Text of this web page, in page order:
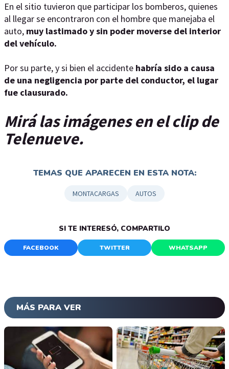
En el sitio tuvieron que participar los bomberos, quienes
al llegar se encontraron con el hombre que manejaba el
auto, muy lastimado y sin poder moverse del interior
del vehículo.
Por su parte, y si bien el accidente habría sido a causa
de una negligencia por parte del conductor, el lugar
fue clausurado.
Mirá las imágenes en el clip de
Telenueve.
TEMAS QUE APARECEN EN ESTA NOTA:
MONTACARGAS AUTOS
SI TE INTERESÓ, COMPARTILO
FACEBOOK TWITTER WHATSAPP
MÁS PARA VER